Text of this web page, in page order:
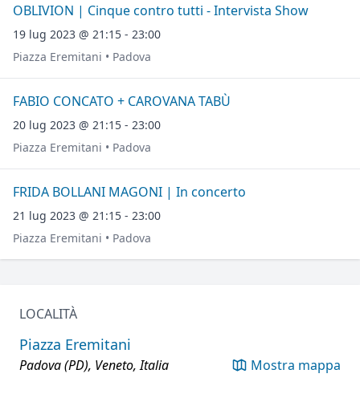
OBLIVION | Cinque contro tutti - Intervista Show
19 lug 2023 @ 21:15 - 23:00
Piazza Eremitani • Padova
FABIO CONCATO + CAROVANA TABÙ
20 lug 2023 @ 21:15 - 23:00
Piazza Eremitani • Padova
FRIDA BOLLANI MAGONI | In concerto
21 lug 2023 @ 21:15 - 23:00
Piazza Eremitani • Padova
LOCALITÀ
Piazza Eremitani
Padova (PD), Veneto, Italia Mostra mappa